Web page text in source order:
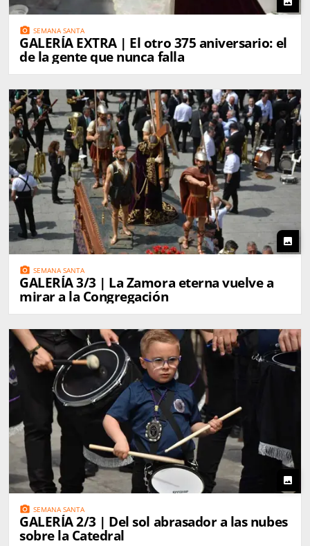
photo_camera SEMANA SANTA
GALERÍA EXTRA | El otro 375 aniversario: el
de la gente que nunca falla
photo
photo_camera SEMANA SANTA
GALERÍA 3/3 | La Zamora eterna vuelve a
mirar a la Congregación
photo
photo_camera SEMANA SANTA
GALERÍA 2/3 | Del sol abrasador a las nubes
sobre la Catedral